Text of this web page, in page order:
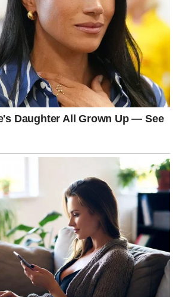
sebi više nego ikada prije.
mogla bi vam
da će tokom naredne sedmice jedna
uticaj na vaše raspoloženje i sreću.
vam već dugo nedostaje ili osoba
život. Ovaj odnos mogao bi vam
podrške i lijepih trenutaka.
da otvorite srce i dozvolite sebi da
konačno vraća